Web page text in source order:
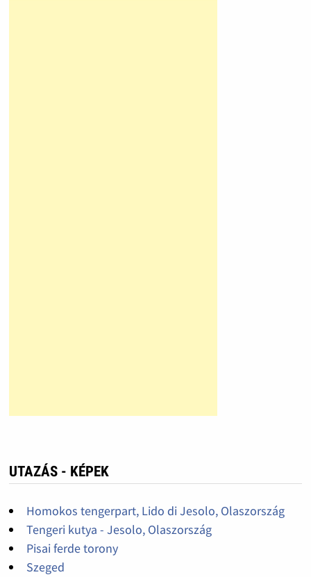
UTAZÁS - KÉPEK
Homokos tengerpart, Lido di Jesolo, Olaszország
Tengeri kutya - Jesolo, Olaszország
Pisai ferde torony
Szeged